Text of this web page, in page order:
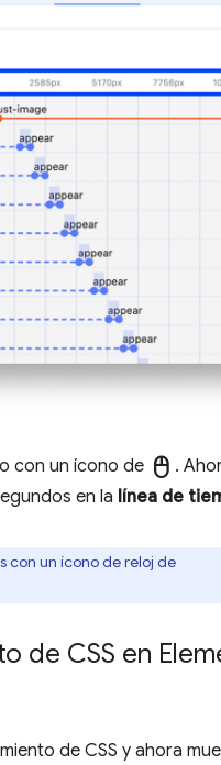
con un ícono de mouse .
en la línea de
con un ícono de reloj de
de CSS en
de CSS y ahora